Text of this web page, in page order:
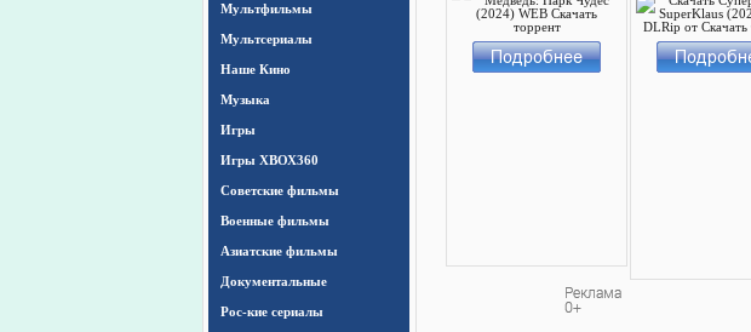
Мультфильмы
Мультсериалы
Наше Кино
Музыка
Игры
Игры ХВОХ360
Cоветские фильмы
Военные фильмы
Азиатские фильмы
Документальные
Рос-кие сериалы